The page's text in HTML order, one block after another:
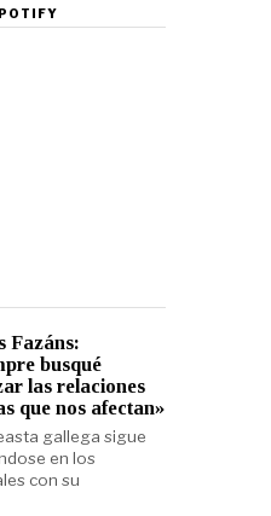
Fazáns:
busqué
las relaciones
que nos afectan»
gallega sigue
en los
con su